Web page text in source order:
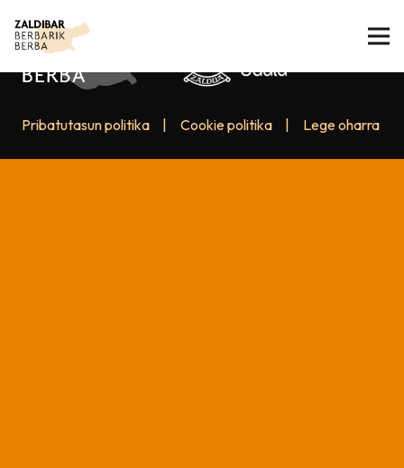
Pribatutasun politika Cookie politika Lege oharra